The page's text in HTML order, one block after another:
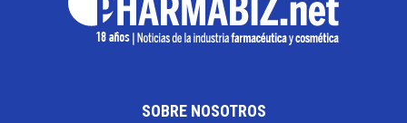
SOBRE NOSOTROS